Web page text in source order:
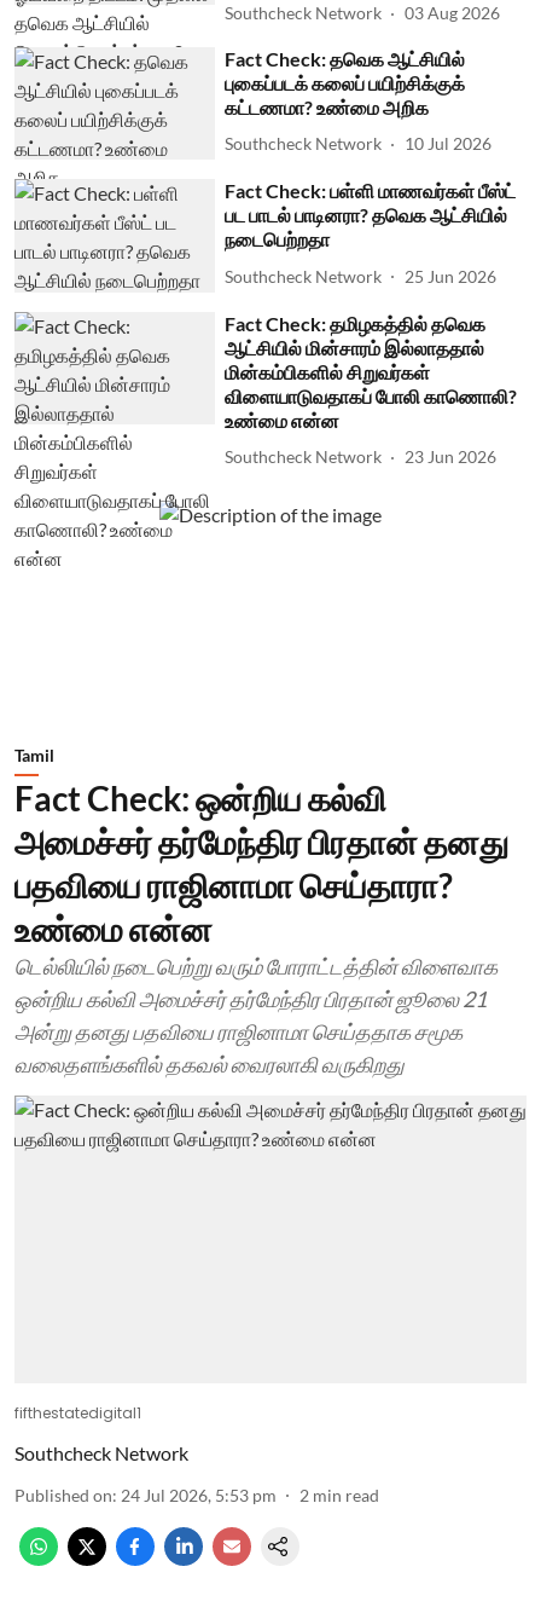
Southcheck Network 03 Aug 2026
Fact Check: தவெக ஆட்சியில்
புகைப்படக் கலைப் பயிற்சிக்குக்
கட்டணமா? உண்மை அறிக
Southcheck Network 10 Jul 2026
Fact Check: பள்ளி மாணவர்கள் பீஸ்ட்
பட பாடல் பாடினரா? தவெக ஆட்சியில்
நடைபெற்றதா
Southcheck Network 25 Jun 2026
Fact Check: தமிழகத்தில் தவெக
ஆட்சியில் மின்சாரம் இல்லாததால்
மின்கம்பிகளில் சிறுவர்கள்
விளையாடுவதாகப் போலி காணொலி?
உண்மை என்ன
Southcheck Network 23 Jun 2026
Tamil
Fact Check: ஒன்றிய கல்வி
அமைச்சர் தர்மேந்திர பிரதான் தனது
பதவியை ராஜினாமா செய்தாரா?
உண்மை என்ன
டெல்லியில் நடைபெற்று வரும் போராட்டத்தின் விளைவாக
ஒன்றிய கல்வி அமைச்சர் தர்மேந்திர பிரதான் ஜூலை 21
அன்று தனது பதவியை ராஜினாமா செய்ததாக சமூக
வலைதளங்களில் தகவல் வைரலாகி வருகிறது
fifthestatedigital1
Southcheck Network
Published on: 24 Jul 2026, 5:53 pm 2 min read